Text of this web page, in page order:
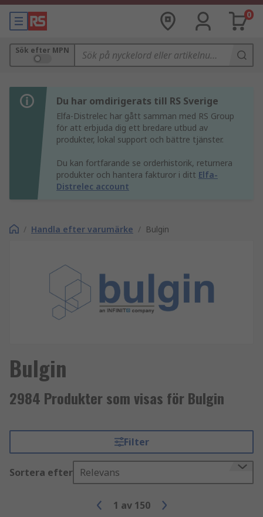
0
Sök efter MPN
Du har omdirigerats till RS Sverige
Elfa-Distrelec har gått samman med RS Group
för att erbjuda dig ett bredare utbud av
produkter, lokal support och bättre tjänster.
Du kan fortfarande se orderhistorik, returnera
produkter och hantera fakturor i ditt Elfa-
Distrelec account
/ Handla efter varumärke / Bulgin
Bulgin
2984 Produkter som visas för Bulgin
Filter
Sortera efter Relevans
1 av 150